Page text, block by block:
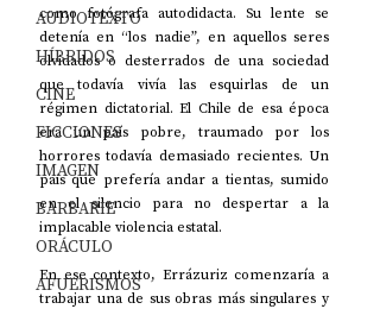
AUDIOTEXTO
HÍBRIDOS
CINE
FICCIONES
IMAGEN
BARBARIE
ORÁCULO
AFUERISMOS
como fotógrafa autodidacta. Su lente se
detenía en “los nadie”, en aquellos seres
olvidados o desterrados de una sociedad
que todavía vivía las esquirlas de un
régimen dictatorial. El Chile de esa época
era un país pobre, traumado por los
horrores todavía demasiado recientes. Un
país que prefería andar a tientas, sumido
en el silencio para no despertar a la
implacable violencia estatal.
En ese contexto, Errázuriz comenzaría a
trabajar una de sus obras más singulares y